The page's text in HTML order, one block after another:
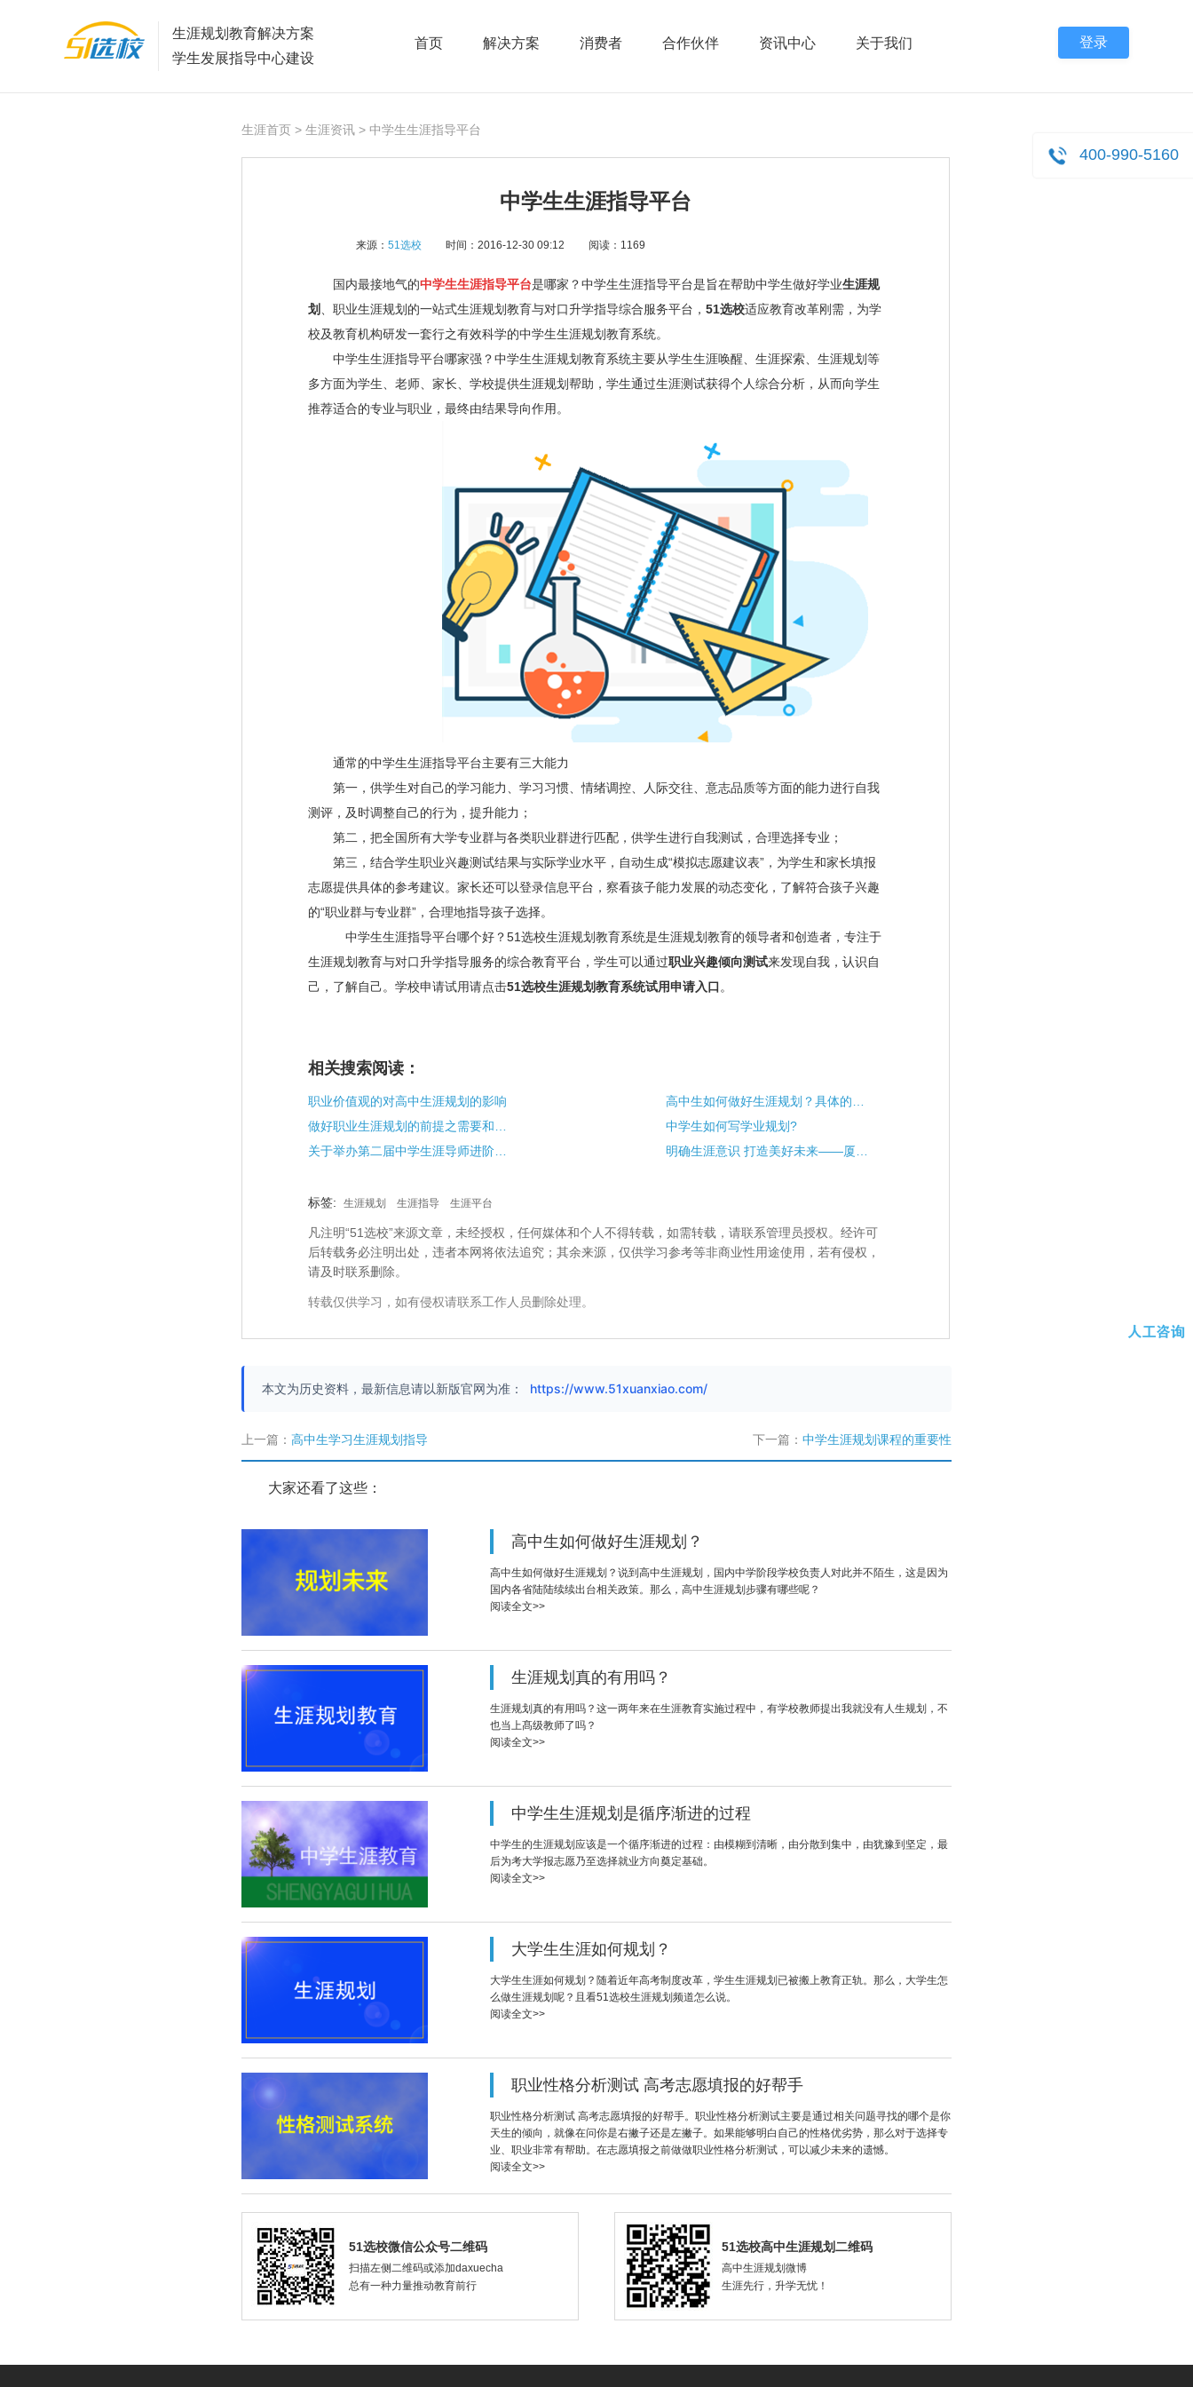
400-990-5160
生涯规划教育解决方案
学生发展指导中心建设
登录
首页 解决方案 消费者 合作伙伴 资讯中心 关于我们
生涯首页 > 生涯资讯 > 中学生生涯指导平台
中学生生涯指导平台
来源： 51选校 时间：2016-12-30 09:12 阅读：1169
国内最接地气的中学生生涯指导平台是哪家？中学生生涯指导平台是旨在帮助中学生做好学业生涯规
划
、职业生涯规划的一站式生涯规划教育与对口升学指导综合服务平台， 51选校适应教育改革刚需，为学
校及教育机构研发一套行之有效科学的中学生生涯规划教育系统。
中学生生涯指导平台哪家强？中学生生涯规划教育系统主要从学生生涯唤醒、生涯探索、生涯规划等
多方面为学生、老师、家长、学校提供生涯规划帮助，学生通过生涯测试获得个人综合分析，从而向学生
推荐适合的专业与职业，最终由结果导向作用。
通常的中学生生涯指导平台主要有三大能力
第一， 供学生对自己的学习能力、学习习惯、情绪调控、人际交往、意志品质等方面的能力进行自我
测评，及时调整自己的行为，提升能力；
第二， 把全国所有大学专业群与各类职业群进行匹配，供学生进行自我测试，合理选择专业；
第三， 结合学生职业兴趣测试结果与实际学业水平，自动生成“模拟志愿建议表”，为学生和家长填报
志愿提供具体的参考建议。家长还可以登录信息平台，察看孩子能力发展的动态变化，了解符合孩子兴趣
的“职业群与专业群”，合理地指导孩子选择。
中学生生涯指导平台哪个好？51选校生涯规划教育系统是生涯规划教育的领导者和创造者，专注于
生涯规划教育与对口升学指导服务的综合教育平台，学生可以通过职业兴趣倾向测试来发现自我，认识自
己，了解自己。学校申请试用请点击51选校生涯规划教育系统试用申请入口 。
相关搜索阅读：
职业价值观的对高中生涯规划的影响
中学生如何写学业规划?
标签: 生涯规划 生涯指导 生涯平台
凡注明“51选校”来源文章，未经授权，任何媒体和个人不得转载，如需转载，请联系管理员授权。经许可
后转载务必注明出处，违者本网将依法追究；其余来源，仅供学习参考等非商业性用途使用，若有侵权，
请及时联系删除。
转载仅供学习，如有侵权请联系工作人员删除处理。
本文为历史资料，最新信息请以新版官网为准： https://www.51xuanxiao.com/
上一篇： 高中生学习生涯规划指导 下一篇： 中学生涯规划课程的重要性
大家还看了这些：
高中生如何做好生涯规划？
高中生如何做好生涯规划？说到高中生涯规划，国内中学阶段学校负责人对此并不陌生，这是因为
国内各省陆陆续续出台相关政策。那么，高中生涯规划步骤有哪些呢？
阅读全文>>
生涯规划真的有用吗？
生涯规划真的有用吗？这一两年来在生涯教育实施过程中，有学校教师提出我就没有人生规划，不
也当上髙级教师了吗？
阅读全文>>
中学生生涯规划是循序渐进的过程
中学生的生涯规划应该是一个循序渐进的过程：由模糊到清晰，由分散到集中，由犹豫到坚定，最
后为考大学报志愿乃至选择就业方向奠定基础。
阅读全文>>
大学生生涯如何规划？
大学生生涯如何规划？随着近年高考制度改革，学生生涯规划已被搬上教育正轨。那么，大学生怎
么做生涯规划呢？且看51选校生涯规划频道怎么说。
阅读全文>>
职业性格分析测试 高考志愿填报的好帮手
职业性格分析测试 高考志愿填报的好帮手。职业性格分析测试主要是通过相关问题寻找的哪个是你
天生的倾向，就像在问你是右撇子还是左撇子。如果能够明白自己的性格优劣势，那么对于选择专
业、职业非常有帮助。在志愿填报之前做做职业性格分析测试，可以减少未来的遗憾。
阅读全文>>
51选校微信公众号二维码
扫描左侧二维码或添加daxuecha
总有一种力量推动教育前行
51选校高中生涯规划二维码
高中生涯规划微博
生涯先行，升学无忧！